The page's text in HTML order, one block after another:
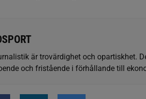
är trovärdighet och opartiskhet.
och fristående i förhållande till